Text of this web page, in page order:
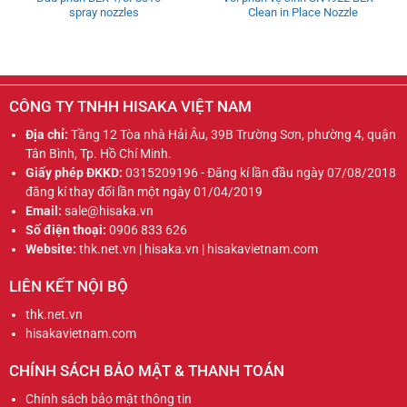
spray nozzles
Clean in Place Nozzle
CÔNG TY TNHH HISAKA VIỆT NAM
Địa chỉ: Tầng 12 Tòa nhà Hải Âu, 39B Trường Sơn, phường 4, quận
Tân Bình, Tp. Hồ Chí Minh.
Giấy phép ĐKKD: 0315209196 - Đăng kí lần đầu ngày 07/08/2018
đăng kí thay đổi lần một ngày 01/04/2019
Email: sale@hisaka.vn
Số điện thoại: 0906 833 626
Website: thk.net.vn | hisaka.vn | hisakavietnam.com
LIÊN KẾT NỘI BỘ
thk.net.vn
hisakavietnam.com
CHÍNH SÁCH BẢO MẬT & THANH TOÁN
Chính sách bảo mật thông tin